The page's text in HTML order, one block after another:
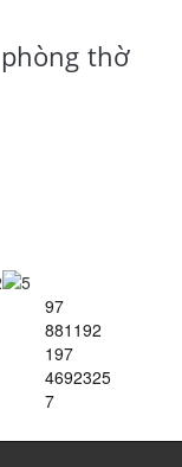
thờ
97
881192
197
4692325
7